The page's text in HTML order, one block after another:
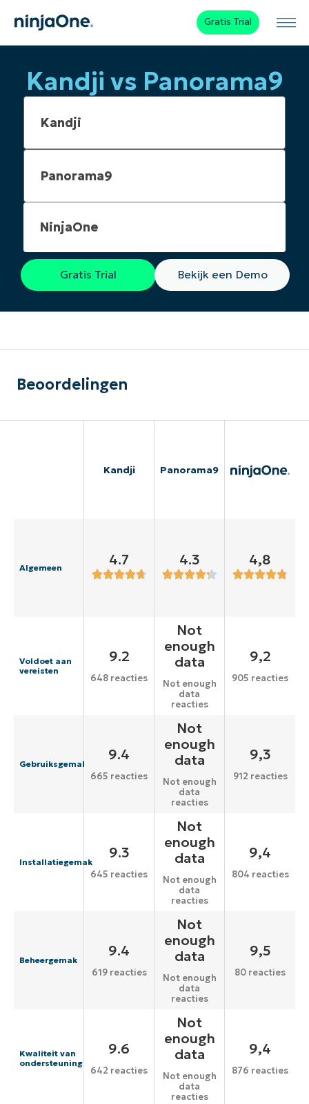
Gratis Trial
Kandji vs Panorama9
NinjaOne
Gratis Trial Bekijk een Demo
Beoordelingen
Kandji Panorama9
Algemeen 4.7 4.3 4,8
Voldoet aan
vereisten
9.2
648 reacties
Not
enough
data
Not enough
data
reacties
9,2
905 reacties
Gebruiksgemak
9.4
665 reacties
Not
enough
data
Not enough
data
reacties
9,3
912 reacties
Installatiegemak
9.3
645 reacties
Not
enough
data
Not enough
data
reacties
9,4
804 reacties
Beheergemak
9.4
619 reacties
Not
enough
data
Not enough
data
reacties
9,5
80 reacties
Kwaliteit van
ondersteuning
9.6
642 reacties
Not
enough
data
Not enough
data
reacties
9,4
876 reacties